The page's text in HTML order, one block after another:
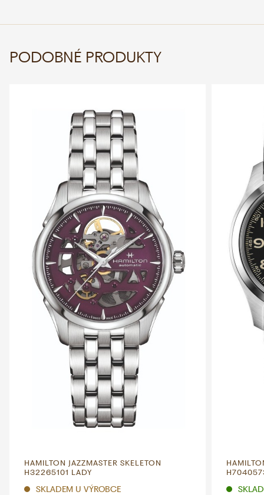
PODOBNÉ PRODUKTY
HAMILTON JAZZMASTER SKELETON
H32265101 LADY
SKLADEM U VÝROBCE